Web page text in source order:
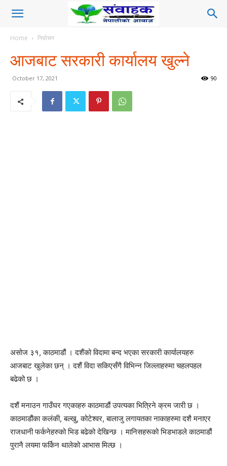
Home निर्वाचन
आजबाट सरकारी कार्यालय खुल्ने
October 17, 2021 90
असोज ३१, काठमाडौं । दशैंको विदामा बन्द भएका सरकारी कार्यालयहरु
आजबाट खुलेका छन् । दशैं विदा सकिएसँगै विभिन्न जिल्लाहरुमा चहलपहल
बढेको छ ।
दशैं मनाउन गाउँघर गएकाहरु काठमाडौं उपत्यका भित्रिने क्रम जारी छ ।
काठमाडौंका कलंकी, बल्खु, कोटेश्वर, बालाजु लगायतका नाकाहरुमा दशै मनाएर
राजधानी फर्कनेहरुको भिड बढेको देखिन्छ । मानिसहरूको भिडभाडले काठमाडौं
पुरानै लयमा फर्किन थालेको आभास मिल्छ ।